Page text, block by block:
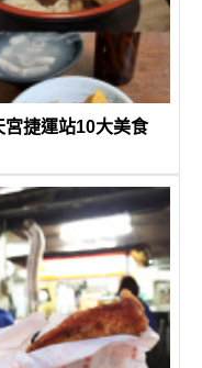
捷運站10大美食